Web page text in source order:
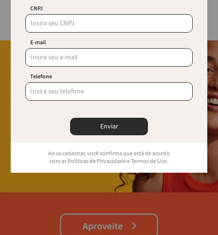
CNPJ
E-mail
Telefone
Enviar
Ao se cadastrar, você confirma que está de acordo
com as Políticas de Privacidade e Termos de Uso.